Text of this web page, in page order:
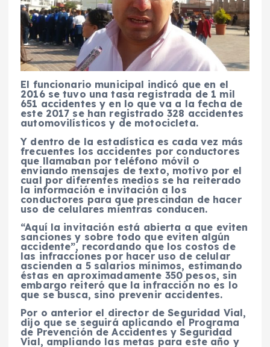
El funcionario municipal indicó que en el
2016 se tuvo una tasa registrada de 1 mil
651 accidentes y en lo que va a la fecha de
este 2017 se han registrado 328 accidentes
automovilísticos y de motocicleta.
Y dentro de la estadística es cada vez más
frecuentes los accidentes por conductores
que llamaban por teléfono móvil o
enviando mensajes de texto, motivo por el
cual por diferentes medios se ha reiterado
la información e invitación a los
conductores para que prescindan de hacer
uso de celulares mientras conducen.
“Aquí la invitación está abierta a que eviten
sanciones y sobre todo que eviten algún
accidente”, recordando que los costos de
las infracciones por hacer uso de celular
ascienden a 5 salarios mínimos, estimando
éstas en aproximadamente 350 pesos, sin
embargo reiteró que la infracción no es lo
que se busca, sino prevenir accidentes.
Por o anterior el director de Seguridad Vial,
dijo que se seguirá aplicando el Programa
de Prevención de Accidentes y Seguridad
Vial, ampliando las metas para este año y